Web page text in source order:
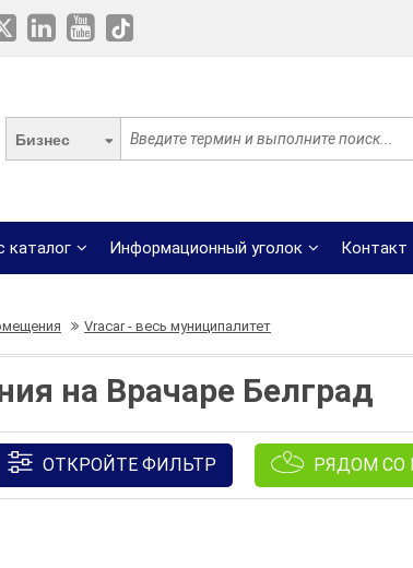
Бизнес
каталог Информационный уголок Контакт
Vracar - весь муниципалитет
на Врачаре Белград
ОТКРОЙТЕ ФИЛЬТР РЯДОМ СО